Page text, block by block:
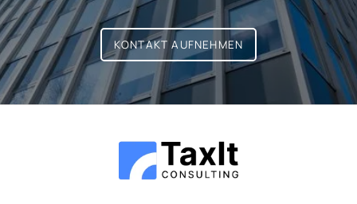
KONTAKT AUFNEHMEN